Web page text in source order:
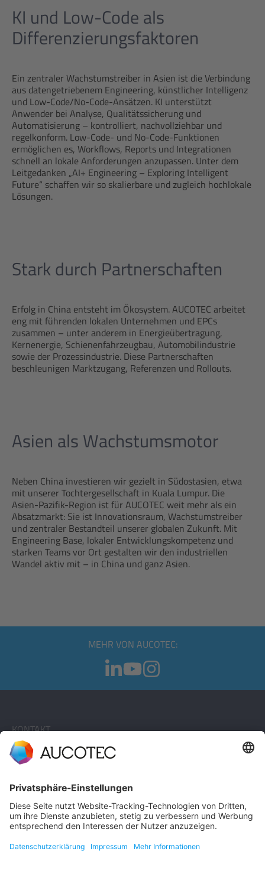
KI und Low-Code als
Differenzierungsfaktoren
Ein zentraler Wachstumstreiber in Asien ist die Verbindung
aus datengetriebenem Engineering, künstlicher Intelligenz
und Low-Code/No-Code-Ansätzen. KI unterstützt
Anwender bei Analyse, Qualitätssicherung und
Automatisierung – kontrolliert, nachvollziehbar und
regelkonform. Low-Code- und No-Code-Funktionen
ermöglichen es, Workflows, Reports und Integrationen
schnell an lokale Anforderungen anzupassen. Unter dem
Leitgedanken „AI+ Engineering – Exploring Intelligent
Future“ schaffen wir so skalierbare und zugleich hochlokale
Lösungen.
Stark durch Partnerschaften
Erfolg in China entsteht im Ökosystem. AUCOTEC arbeitet
eng mit führenden lokalen Unternehmen und EPCs
zusammen – unter anderem in Energieübertragung,
Kernenergie, Schienenfahrzeugbau, Automobilindustrie
sowie der Prozessindustrie. Diese Partnerschaften
beschleunigen Marktzugang, Referenzen und Rollouts.
Asien als Wachstumsmotor
Neben China investieren wir gezielt in Südostasien, etwa
mit unserer Tochtergesellschaft in Kuala Lumpur. Die
Asien-Pazifik-Region ist für AUCOTEC weit mehr als ein
Absatzmarkt: Sie ist Innovationsraum, Wachstumstreiber
und zentraler Bestandteil unserer globalen Zukunft. Mit
Engineering Base, lokaler Entwicklungskompetenz und
starken Teams vor Ort gestalten wir den industriellen
Wandel aktiv mit – in China und ganz Asien.
MEHR VON AUCOTEC:
KONTAKT
KONTAKT AUFNEHMEN
Telefon +49 511 6103 0
AUCOTEC AG
30916 Isernhagen